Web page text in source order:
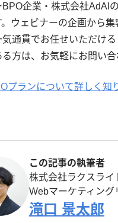
BPO企業・株式会社AdAI
。ウェビナーの企画から
気通貫でお任せいただけ
方は、お気軽にお問い合
プランについて詳しく知
この記事の執筆者
株式会社ラクスライ
Webマーケティング
滝口 景太郎